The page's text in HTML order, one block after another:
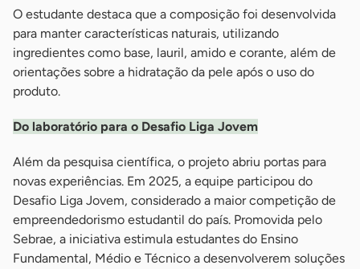
O estudante destaca que a composição foi desenvolvida
para manter características naturais, utilizando
ingredientes como base, lauril, amido e corante, além de
orientações sobre a hidratação da pele após o uso do
produto.
Do laboratório para o Desafio Liga Jovem
Além da pesquisa científica, o projeto abriu portas para
novas experiências. Em 2025, a equipe participou do
Desafio Liga Jovem, considerado a maior competição de
empreendedorismo estudantil do país. Promovida pelo
Sebrae, a iniciativa estimula estudantes do Ensino
Fundamental, Médio e Técnico a desenvolverem soluções